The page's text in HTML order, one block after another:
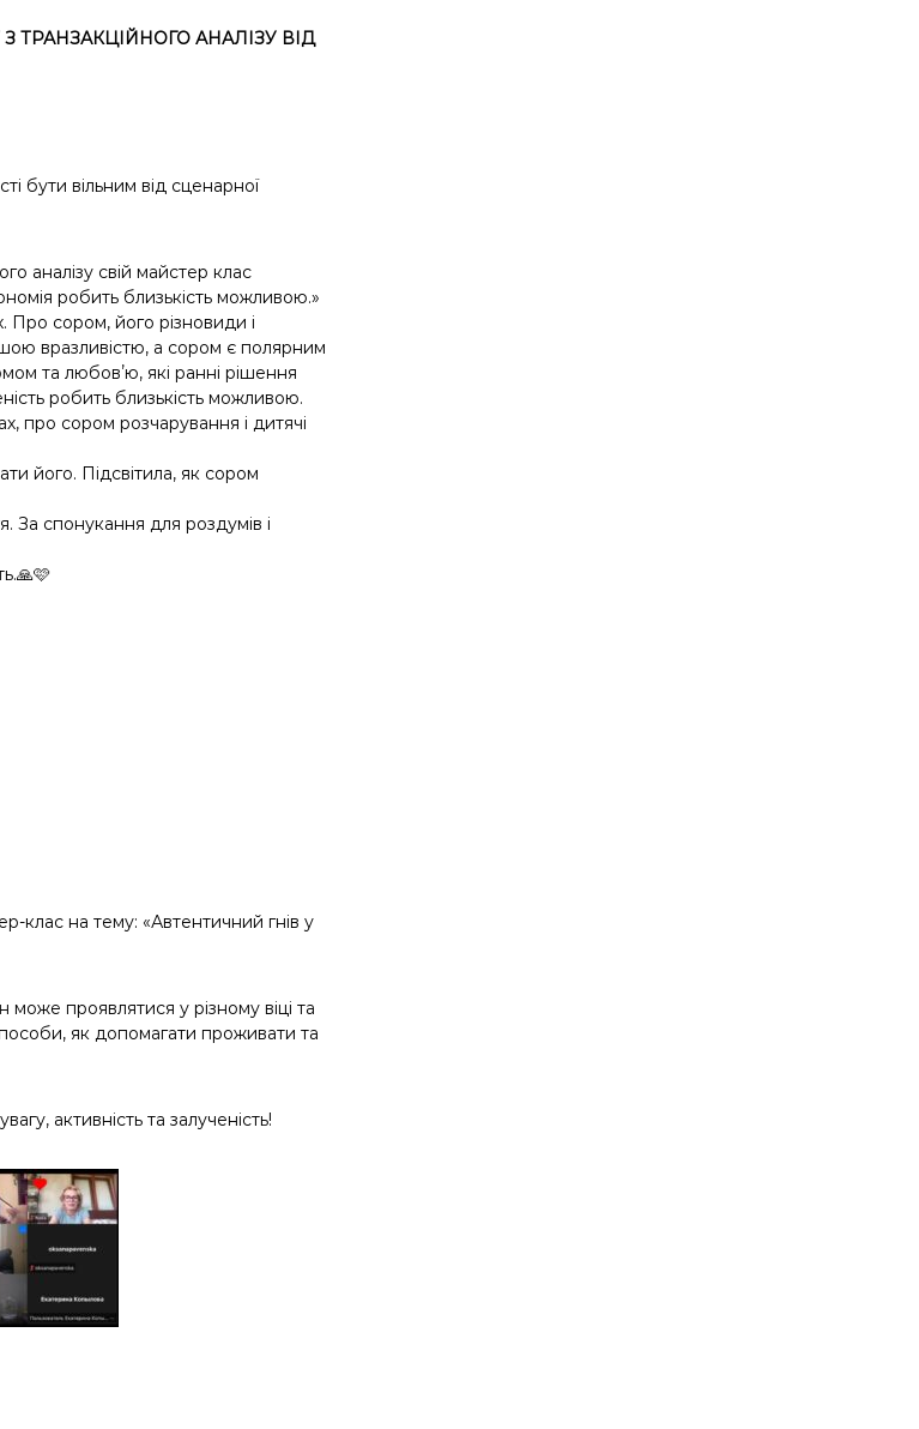
ТРАНЗАКЦІЙНОГО АНАЛІЗУ ВІД
бути вільним від сценарної
аналізу свій майстер клас
робить близькість можливою.»
Про сором, його різновиди і
вразливістю, а сором є полярним
та любовʼю, які ранні рішення
робить близькість можливою.
про сором розчарування і дитячі
його. Підсвітила, як сором
За спонукання для роздумів і
клас на тему: «Автентичний гнів у
може проявлятися у різному віці та
як допомагати проживати та
активність та залученість!